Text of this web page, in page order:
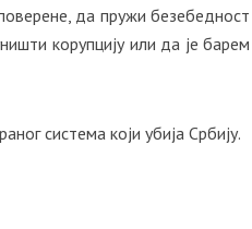
да пружи безебедност
корупцију или да је барем
система који убија Србију.